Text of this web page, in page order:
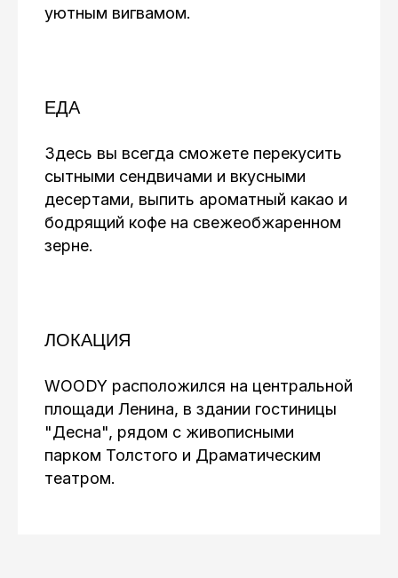
уютным вигвамом.
ЕДА
Здесь вы всегда сможете перекусить
сытными сендвичами и вкусными
десертами, выпить ароматный какао и
бодрящий кофе на свежеобжаренном
зерне.
ЛОКАЦИЯ
WOODY расположился на центральной
площади Ленина, в здании гостиницы
"Десна", рядом с живописными
парком Толстого и Драматическим
театром.